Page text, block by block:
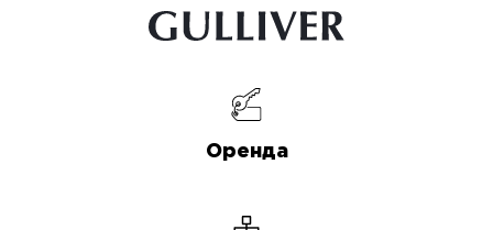
Оренда